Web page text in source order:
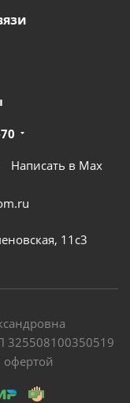
Написать в Мах
11с3
офертой